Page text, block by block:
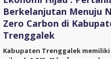
Berkelanjutan Menuju
Zero Carbon di
Trenggalek
Kabupaten Trenggalek